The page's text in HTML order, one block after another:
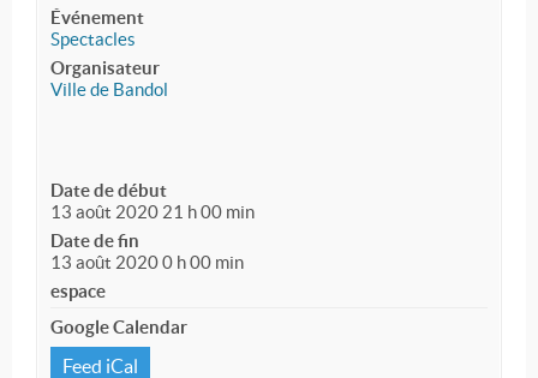
Événement
Spectacles
Organisateur
Ville de Bandol
Date de début
13 août 2020 21 h 00 min
Date de fin
13 août 2020 0 h 00 min
espace
Google Calendar
Feed iCal